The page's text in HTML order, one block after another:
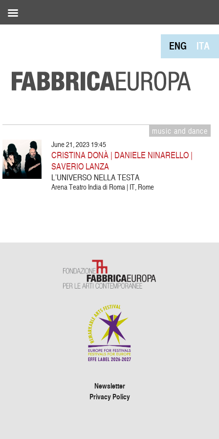
ENG ITA
music and dance
June 21, 2023 19:45
CRISTINA DONÀ | DANIELE NINARELLO |
SAVERIO LANZA
L’UNIVERSO NELLA TESTA
Arena Teatro India di Roma | IT, Rome
Newsletter
Privacy Policy